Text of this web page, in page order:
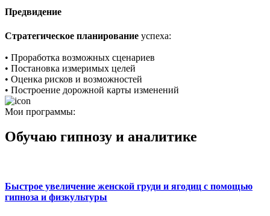
Предвидение
Стратегическое планирование успеха:
• Проработка возможных сценариев
• Постановка измеримых целей
• Оценка рисков и возможностей
• Построение дорожной карты изменений
Мои программы:
Обучаю гипнозу и аналитике
Быстрое увеличение женской груди и ягодиц с помощью
гипноза и физкультуры